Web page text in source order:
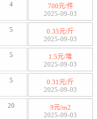
4
700元/件
2025-09-03
5
0.35元/斤
2025-09-03
5
1.5元/堆
2025-09-03
5
0.31元/斤
2025-09-03
20
9元/m2
2025-09-03